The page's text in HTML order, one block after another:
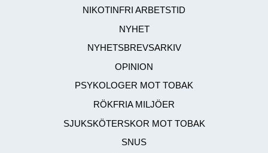
NIKOTINFRI ARBETSTID
NYHET
NYHETSBREVSARKIV
OPINION
PSYKOLOGER MOT TOBAK
RÖKFRIA MILJÖER
SJUKSKÖTERSKOR MOT TOBAK
SNUS